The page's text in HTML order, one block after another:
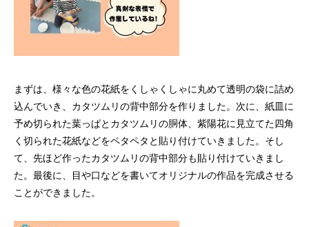
まずは、様々な色の花紙をくしゃくしゃに丸めて透明の袋に詰め
込んでいき、カタツムリの背中部分を作りました。 次に、紙皿に
予め切られた葉っぱとカタツムリの胴体、紫陽花に見立てた四角
く切られた花紙などをペタペタと貼り付けていきました。そし
て、先ほど作ったカタツムリの背中部分も貼り付けていきまし
た。 最後に、目や口などを書いてオリジナルの作品を完成させる
ことができました。